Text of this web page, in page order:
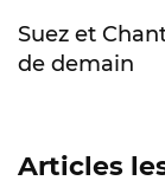
Suez et
de demain
Articles